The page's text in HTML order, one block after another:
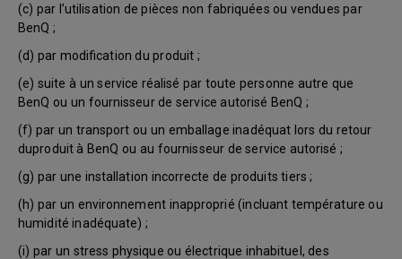
(c) par l’utilisation de pièces non fabriquées ou vendues par
BenQ ;
(d) par modification du produit ;
(e) suite à un service réalisé par toute personne autre que
BenQ ou un fournisseur de service autorisé BenQ ;
(f) par un transport ou un emballage inadéquat lors du retour
duproduit à BenQ ou au fournisseur de service autorisé ;
(g) par une installation incorrecte de produits tiers ;
(h) par un environnement inapproprié (incluant température ou
humidité inadéquate) ;
(i) par un stress physique ou électrique inhabituel, des